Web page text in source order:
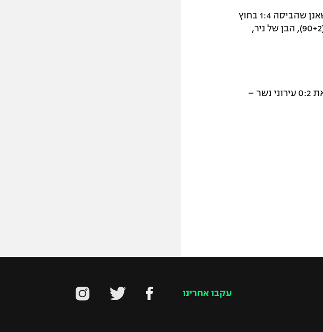
אל המקום השני עם 21 נקודות, ארבע פחות מאחי נצרת, עלתה מכבי נווה שאנן שהביסה 1:4 בחוץ
את מ.כ. צעירי טמרה. קאסם חלף (40 ו-75), ישי בוזורגי (59) וירין דוידוביץ' (90+2), הבן של ניר,
הפועל בני מוסמוס – הפועל מגדל העמק 5:0 הפועל כרמיאל – מכבי נוג'ידאת 0:2 עירוני נשר –
עקבו אחרינו